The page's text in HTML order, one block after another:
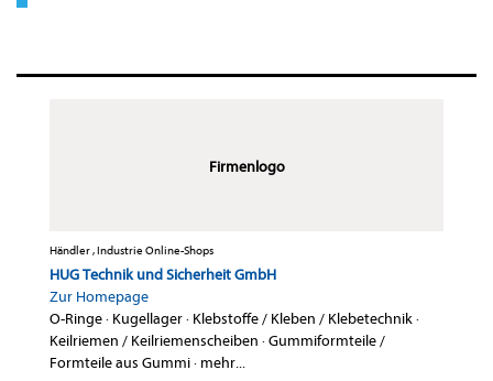
Firmenlogo
Händler , Industrie Online-Shops
HUG Technik und Sicherheit GmbH
Zur Homepage
O-Ringe· Kugellager· Klebstoffe / Kleben / Klebetechnik·
Keilriemen / Keilriemenscheiben ·Gummiformteile /
Formteile aus Gummi· mehr...